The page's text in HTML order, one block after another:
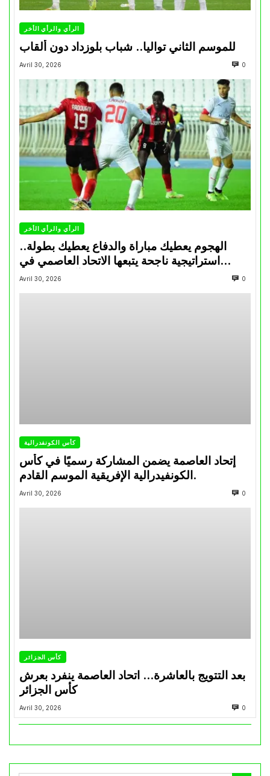
الرأي والرأي الأخر
للموسم الثاني تواليا.. شباب بلوزداد دون ألقاب
Avril 30, 2026 0
الرأي والرأي الأخر
الهجوم يعطيك مباراة والدفاع يعطيك بطولة..
استراتيجية ناجحة يتبعها الاتحاد العاصمي في
تتويجاته آخر السنوات
Avril 30, 2026 0
كأس الكونفدرالية
إتحاد العاصمة يضمن المشاركة رسميًا في كأس
الكونفيدرالية الإفريقية الموسم القادم.
Avril 30, 2026 0
كأس الجزائر
بعد التتويج بالعاشرة… اتحاد العاصمة ينفرد بعرش
كأس الجزائر
Avril 30, 2026 0